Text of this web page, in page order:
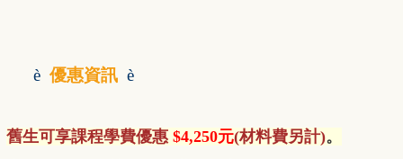
è 優惠資訊 è
舊生可享課程學費優惠 $4,250元(材料費另計)。